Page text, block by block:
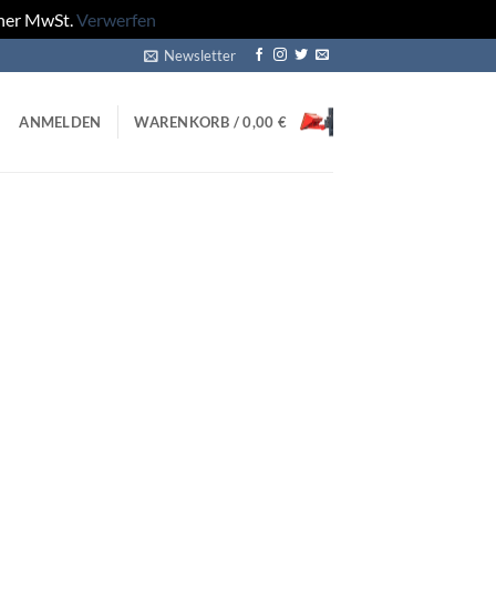
MwSt.Verwerfen
Newsletter
ANMELDEN WARENKORB /0,00 €